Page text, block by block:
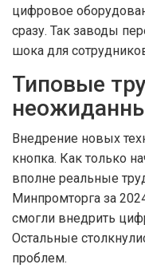
цифровое
сразу. Так заводы
шока для
Типовые
Внедрение новых
кнопка. Как только
вполне реальные
Минпромторга за
смогли внедрить
Остальные
проблем.